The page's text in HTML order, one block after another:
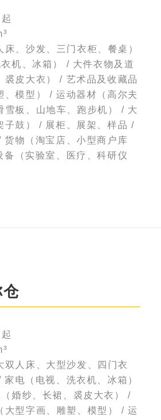
、沙发、三门衣柜、餐桌）
机、冰箱） / 大件衣物及道
裘皮大衣） / 艺术品及收藏品
、模型） / 运动器材（高尔夫
雪板、山地车、跑步机） / 大
子鼓） / 展柜、展架、样品 /
货物（淘宝店、小型商户库
备（实验室、医疗、科研仪
仓
双人床、大型沙发、四门衣
电（电视、洗衣机、冰箱）
婚纱、长裙、裘皮大衣） /
大型字画、雕塑、模型） / 运